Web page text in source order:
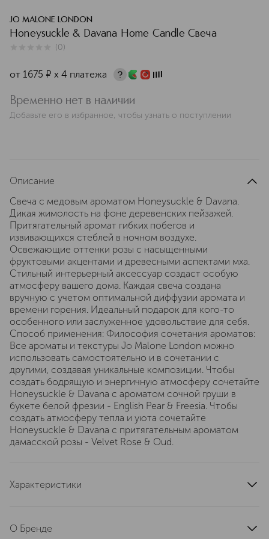
JO MALONE LONDON
Honeysuckle & Davana Home Candle Свеча
(0)
от 1675 ¤ х 4 платежа
Временно нет в наличии
Добавьте его в избранное, чтобы узнать о поступлении
Описание
Свеча с медовым ароматом Honeysuckle & Davana.
Дикая жимолость на фоне деревенских пейзажей.
Притягательный аромат гибких побегов и
извивающихся стеблей в ночном воздухе.
Освежающие оттенки розы с насыщенными
фруктовыми акцентами и древесными аспектами мха.
Стильный интерьерный аксессуар создаст особую
атмосферу вашего дома. Каждая свеча создана
вручную с учетом оптимальной диффузии аромата и
времени горения. Идеальный подарок для кого-то
особенного или заслуженное удовольствие для себя.
Способ применения: Философия сочетания ароматов:
Все ароматы и текстуры Jo Malone London можно
использовать самостоятельно и в сочетании с
другими, создавая уникальные композиции. Чтобы
создать бодрящую и энергичную атмосферу сочетайте
Honeysuckle & Davana с ароматом сочной груши в
букете белой фрезии - English Pear & Freesia. Чтобы
создать атмосферу тепла и уюта сочетайте
Honeysuckle & Davana с притягательным ароматом
дамасской розы - Velvet Rose & Oud.
Характеристики
артикул
О Бренде